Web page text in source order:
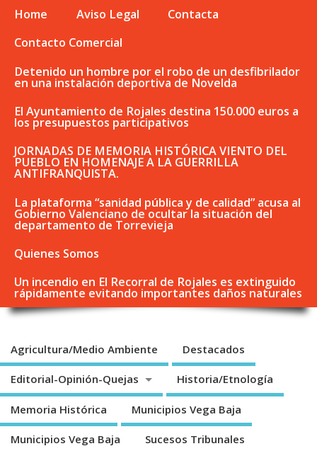
Home Aviso Legal
Contacta
Contacto Comercial
Detenido un hombre por el robo de un desfibrilador
en una instalación deportiva de Novelda
El Ayuntamiento de Rojales destina 150.000 euros a
los presupuestos participativos
JORNADAS DE MEMORIA HISTÓRICA VIENTO DEL
PUEBLO EN HOMENAJE A LA GUERRILLA
ANTIFRANQUISTA.
La plataforma “sanidad pública y de calidad” acusa al
Gobierno Valenciano de ocultar la situación del
departamento de Torrevieja
Quienes Somos
Un incendio en El Recorral de Rojales es extinguido
rápidamente evitando importantes daños naturales
Agricultura/Medio Ambiente Destacados
Editorial-Opinión-Quejas Historia/Etnología
Memoria Histórica Municipios Vega Baja
Municipios Vega Baja Sucesos Tribunales